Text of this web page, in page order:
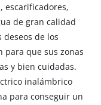
escarificadores,
de gran calidad
deseos de los
que sus zonas
y bien cuidadas.
inalámbrico
para conseguir un